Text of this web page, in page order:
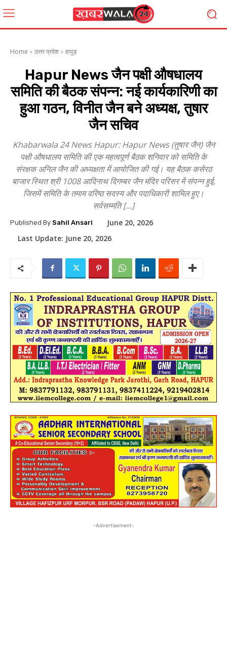
Home उत्तर प्रदेश हापुड़
Hapur News जैन पक्षी औषधालय
समिति की बैठक संपन्न: नई कार्यकारिणी का
हुआ गठन, विनीत जैन बने अध्यक्ष, तुषार
जैन सचिव
Khabarwala 24 News Hapur: Hapur News (तुषार जैन) जैन
पक्षी औषधालय समिति की एक महत्वपूर्ण बैठक शनिवार को समिति के
संरक्षक अनिल जैन की अध्यक्षता में आयोजित की गई। यह बैठक कसेरठ
बाजार स्थित श्री 1008 आदिनाथ दिगम्बर जैन मंदिर परिसर में संपन्न हुई,
जिसमें समिति के तमाम वरिष्ठ सदस्य और पदाधिकारी शामिल हुए।
सर्वसम्मति […]
Published By Sahil Ansari
June 20, 2026
Last Update: June 20, 2026
-Advertisement-